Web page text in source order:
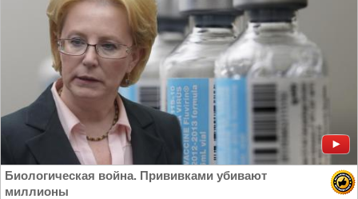
Биологическая война. Прививками убивают
миллионы